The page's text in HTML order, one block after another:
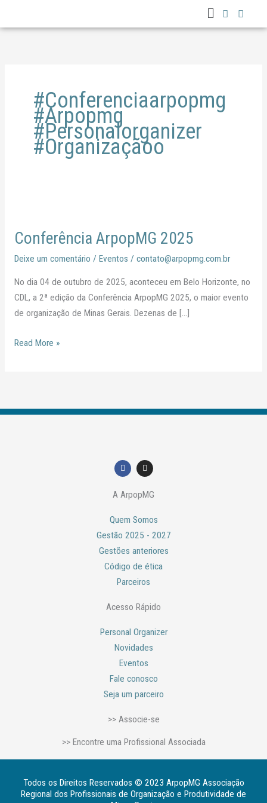
Menu
#conferenciaarpopmg
#arpopmg
#personalorganizer
#organizaçãoo
Conferência ArpopMG 2025
Deixe um comentário / Eventos / contato@arpopmg.com.br
No dia 04 de outubro de 2025, aconteceu em Belo Horizonte, no
CDL, a 2ª edição da Conferência ArpopMG 2025, o maior evento
de organização de Minas Gerais. Dezenas de […]
2025
Read More »
F
a
e
b
k
I
n
t
a
a
A ArpopMG
Quem Somos
Gestão 2025 - 2027
Gestões anteriores
Código de ética
Parceiros
Acesso Rápido
Personal Organizer
Novidades
Eventos
Fale conosco
Seja um parceiro
>> Associe-se
>> Encontre uma Profissional Associada
Todos os Direitos Reservados © 2023 ArpopMG Associação
Regional dos Profissionais de Organização e Produtividade de